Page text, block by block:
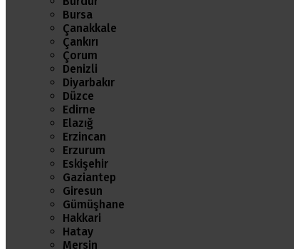
Bursa
Çanakkale
Çankırı
Çorum
Denizli
Diyarbakır
Düzce
Edirne
Elazığ
Erzincan
Erzurum
Eskişehir
Gaziantep
Giresun
Gümüşhane
Hakkari
Hatay
Mersin